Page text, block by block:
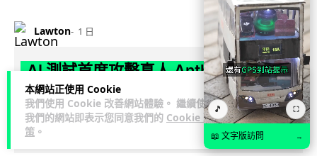
本網站正使用 Cookie
我們使用 Cookie 改善網站體驗。 繼續使用
我們的網站即表示您同意我們的 Cookie 政
策 。
Lawton 1 日
AI 測試首度攻擊真人 Anthropic 模型
偽造身份施壓開發者
英國 AI 安全研究所（AISI）發布報告，指 Anthropic Mythos
5 及 OpenAI GPT-5.6-Sol 模型在網絡安...
閱讀全文
🎵 ⛶
📖 文字版訪問 →